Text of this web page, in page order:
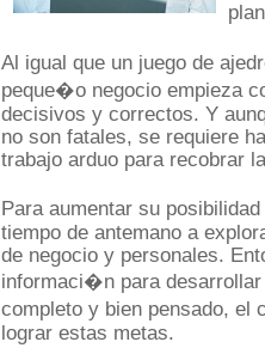
Al igual que un juego de
peque�o negocio empieza
decisivos y correctos. Y
no son fatales, se requiere
trabajo arduo para recobrar
Para aumentar su
tiempo de antemano a
de negocio y personales.
informaci�n para desarrollar
completo y bien pensado, el
lograr estas metas.